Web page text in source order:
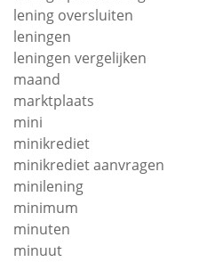
lening oversluiten
leningen
leningen vergelijken
maand
marktplaats
mini
minikrediet
minikrediet aanvragen
minilening
minimum
minuten
minuut